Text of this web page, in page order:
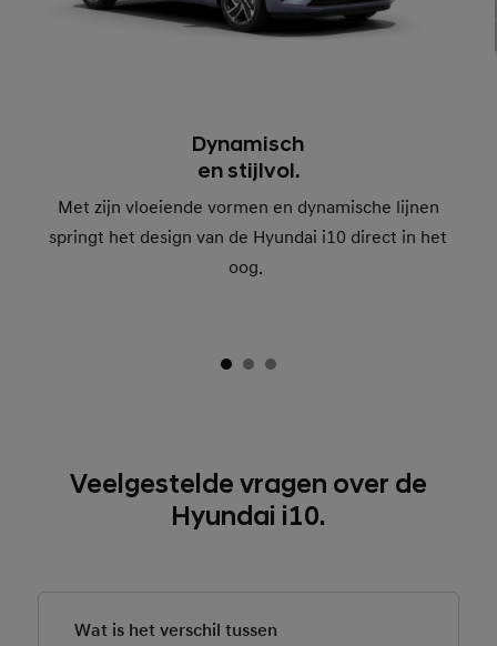
Dynamisch
en stijlvol.
Met zijn vloeiende vormen en dynamische lijnen
springt het design van de Hyundai i10 direct in het
oog.
Veelgestelde vragen over de
Hyundai i10.
Wat is het verschil tussen